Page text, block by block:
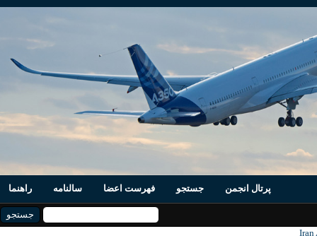
پرتال انجمن جستجو فهرست اعضا سالنامه راهنما